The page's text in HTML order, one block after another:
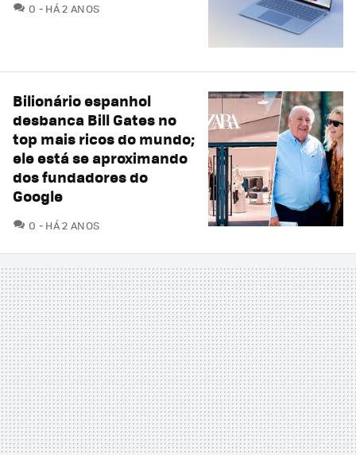
0 COMENTÁRIOS
HÁ 2 ANOS
Bilionário espanhol
desbanca Bill Gates no
top mais ricos do mundo;
ele está se aproximando
dos fundadores do
Google
0 COMENTÁRIOS
HÁ 2 ANOS